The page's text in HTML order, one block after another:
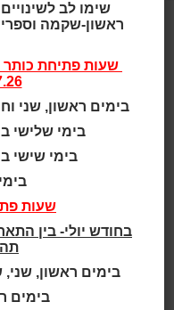
הדרייב כלי
Copy
שימו לב
ראשון-שקמה
שעות פתיחת
בימים ראשון, שני וחמישי
בימי שלישי בין
בימי שישי בין
שעות
בימים ראשון, שני, שלישי
בימים